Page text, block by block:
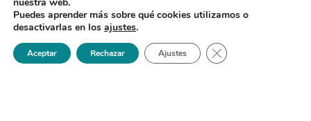
Puedes aprender más sobre qué cookies utilizamos o
desactivarlas en los ajustes.
Aceptar Rechazar Ajustes Cerrar el banner de